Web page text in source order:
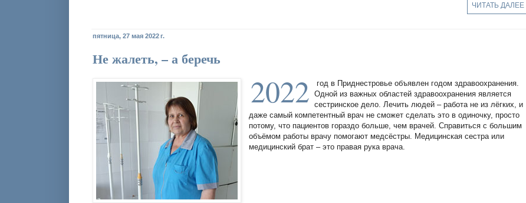
ЧИТАТЬ ДАЛЕЕ
пятница, 27 мая 2022 г.
Не жалеть, – а беречь
2022
год в Приднестровье объявлен годом здравоохранения.
Одной из важных областей здравоохранения является
сестринское дело. Лечить людей – работа не из лёгких, и
даже самый компетентный врач не сможет сделать это в одиночку, просто
потому, что пациентов гораздо больше, чем врачей. Справиться с большим
объёмом работы врачу помогают медсёстры. Медицинская сестра или
медицинский брат – это правая рука врача.